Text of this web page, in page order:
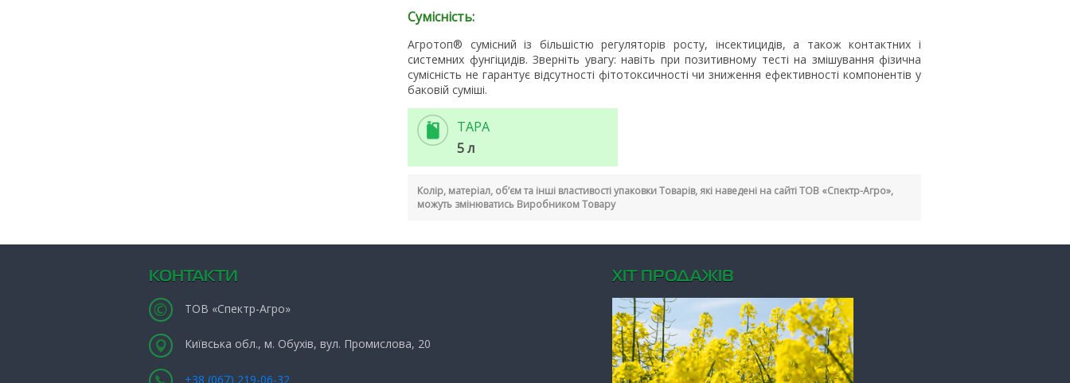
Сумісність:
Агротоп® сумісний із більшістю регуляторів росту, інсектицидів, а також контактних і
системних фунгіцидів. Зверніть увагу: навіть при позитивному тесті на змішування фізична
сумісність не гарантує відсутності фітотоксичності чи зниження ефективності компонентів у
баковій суміші.
ТАРА
5 л
Колір, матеріал, об’єм та інші властивості упаковки Товарів, які наведені на сайті ТОВ «Спектр-Агро»,
можуть змінюватись Виробником Товару
КОНТАКТИ
ТОВ «Спектр-Агро»
Київська обл., м. Обухів, вул. Промислова, 20
+38 (067) 219-06-32
ХIТ ПРОДАЖІВ